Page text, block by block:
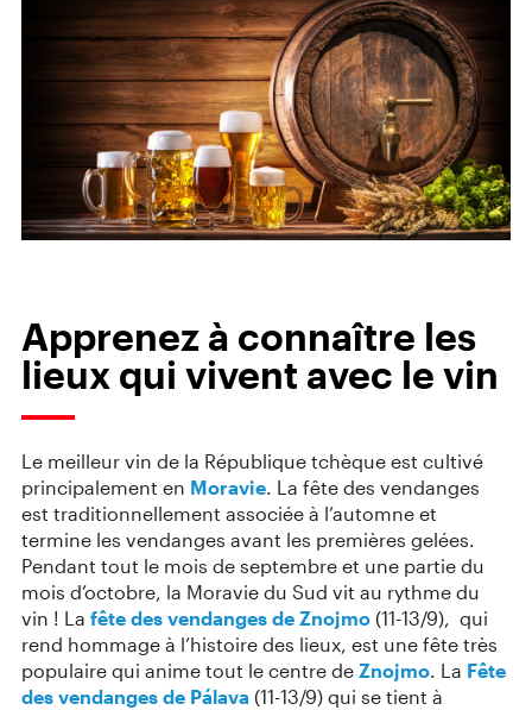
Apprenez à connaître les
lieux qui vivent avec le vin
Le meilleur vin de la République tchèque est cultivé
principalement en Moravie. La fête des vendanges
est traditionnellement associée à l’automne et
termine les vendanges avant les premières gelées.
Pendant tout le mois de septembre et une partie du
mois d’octobre, la Moravie du Sud vit au rythme du
vin ! La fête des vendanges de Znojmo (11-13/9), qui
rend hommage à l’histoire des lieux, est une fête très
populaire qui anime tout le centre de Znojmo. La Fête
des vendanges de Pálava (11-13/9) qui se tient à